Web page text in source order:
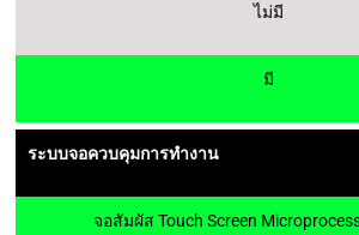
ไม่มี
มี
ระบบจอควบคุมการทำงาน
จอสัมผัส Touch Screen